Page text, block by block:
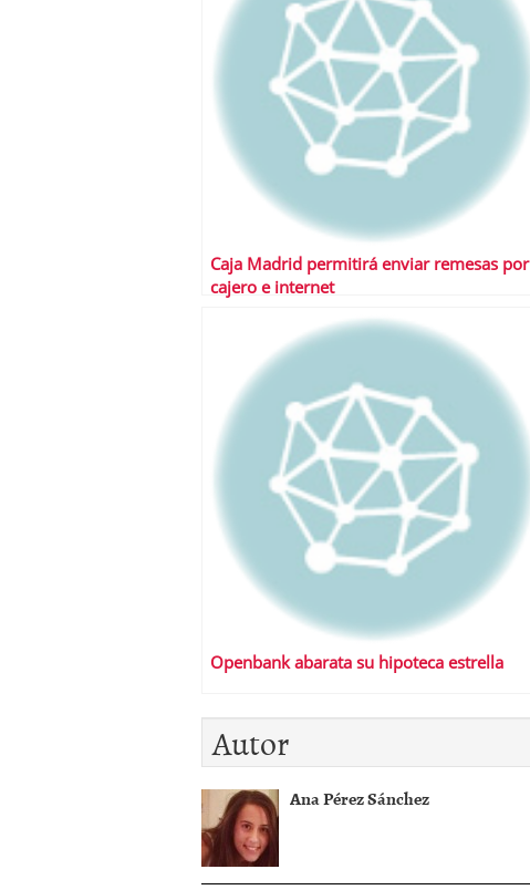
Caja Madrid permitirá enviar remesas por
cajero e internet
Openbank abarata su hipoteca estrella
Autor
Ana Pérez Sánchez